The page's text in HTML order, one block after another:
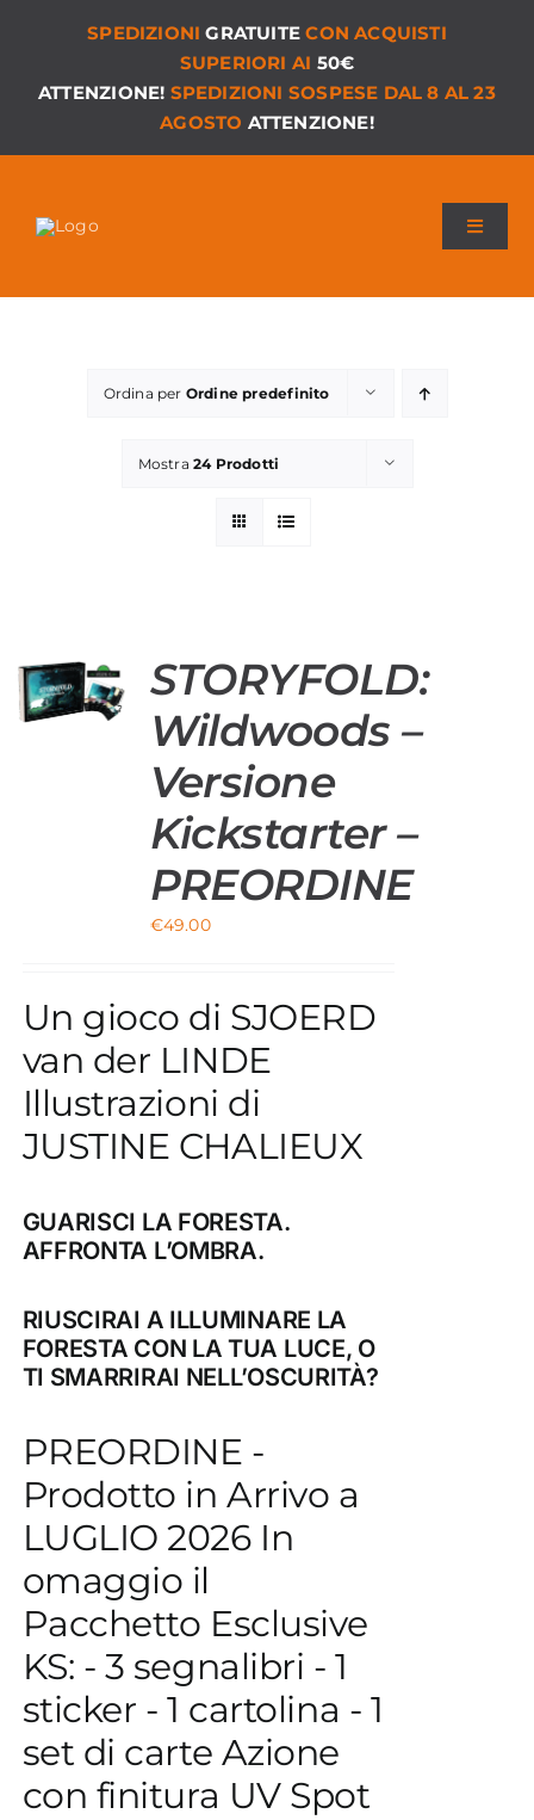
SPEDIZIONIGRATUITE CON ACQUISTI
SUPERIORI AI 50€
ATTENZIONE! SPEDIZIONI SOSPESE DAL 8 AL 23
AGOSTO ATTENZIONE!
Toggle
Account
Carrello
Ordina per Ordine predefinito
Mostra 24 Prodotti
STORYFOLD:
Wildwoods –
Versione
Kickstarter –
PREORDINE
€49.00
Un gioco di SJOERD
van der LINDE
Illustrazioni di
JUSTINE CHALIEUX
GUARISCI LA FORESTA.
AFFRONTA L’OMBRA.
RIUSCIRAI A ILLUMINARE LA
FORESTA CON LA TUA LUCE, O
TI SMARRIRAI NELL’OSCURITÀ?
PREORDINE -
Prodotto in Arrivo a
LUGLIO 2026 In
omaggio il
Pacchetto Esclusive
KS: - 3 segnalibri - 1
sticker - 1 cartolina - 1
set di carte Azione
con finitura UV Spot